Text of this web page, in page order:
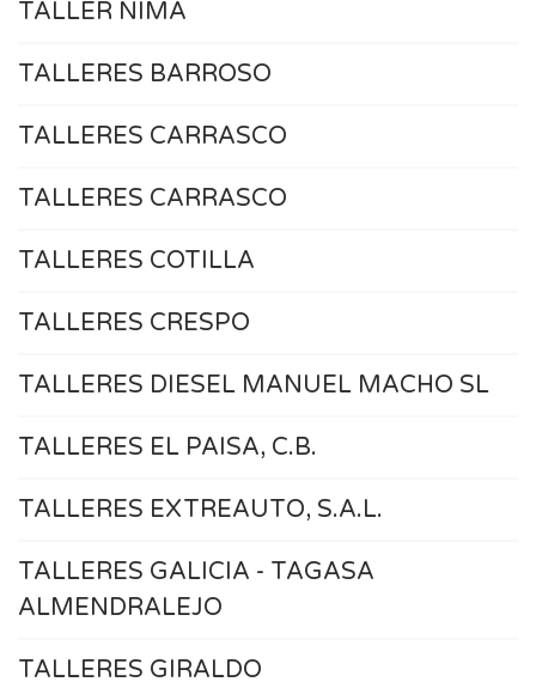
TALLER NIMA
TALLERES BARROSO
TALLERES CARRASCO
TALLERES CARRASCO
TALLERES COTILLA
TALLERES CRESPO
TALLERES DIESEL MANUEL MACHO SL
TALLERES EL PAISA, C.B.
TALLERES EXTREAUTO, S.A.L.
TALLERES GALICIA - TAGASA
ALMENDRALEJO
TALLERES GIRALDO